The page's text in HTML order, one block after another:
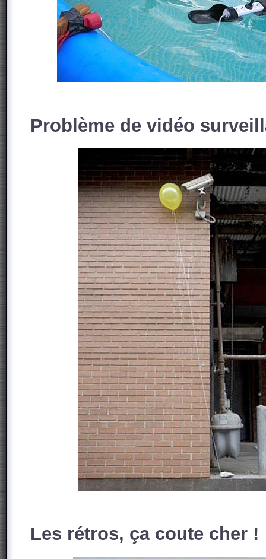
Problème de vidéo
Les rétros, ça coute cher !